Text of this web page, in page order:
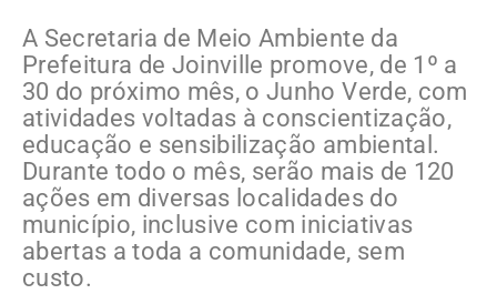
A Secretaria de Meio Ambiente da
Prefeitura de Joinville promove, de 1º a
30 do próximo mês, o Junho Verde, com
atividades voltadas à conscientização,
educação e sensibilização ambiental.
Durante todo o mês, serão mais de 120
ações em diversas localidades do
município, inclusive com iniciativas
abertas a toda a comunidade, sem
custo.